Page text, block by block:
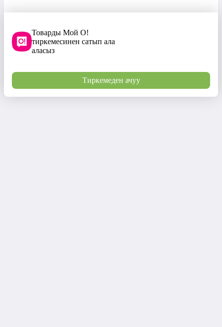
Товарды Мой О!
тиркемесинен сатып ала
аласыз
Тиркемеден ачуу